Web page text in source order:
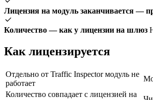
Лицензия на модуль заканчивается —
Количество — как у лицензии на шлюз
Как лицензируется
Отдельно от Traffic Inspector модуль не
работает
Количество совпадает с лицензией на